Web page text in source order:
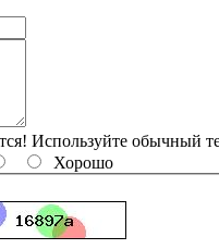
Используйте обычный
Хорошо